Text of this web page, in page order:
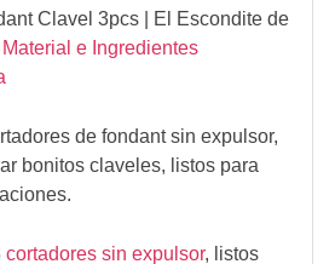
Clavel 3pcs| El Escondite de
e Ingredientes
de fondant sin expulsor,
bonitos claveles, listos para
cortadores sin expulsor, listos